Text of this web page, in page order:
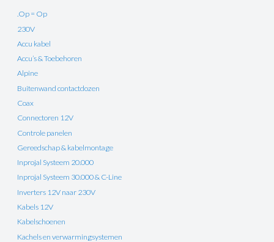
.Op = Op
230V
Accu kabel
Accu’s & Toebehoren
Alpine
Buitenwand contactdozen
Coax
Connectoren 12V
Controle panelen
Gereedschap & kabelmontage
Inprojal Systeem 20.000
Inprojal Systeem 30.000 & C-Line
Inverters 12V naar 230V
Kabels 12V
Kabelschoenen
Kachels en verwarmingsystemen